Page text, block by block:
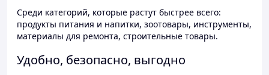
Среди категорий, которые растут быстрее всего:
продукты питания и напитки, зоотовары, инструменты,
материалы для ремонта, строительные товары.
Удобно, безопасно, выгодно